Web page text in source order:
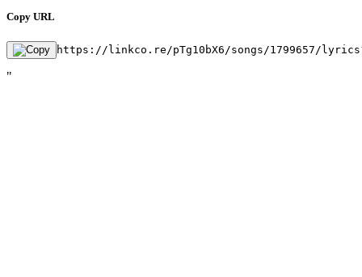
Copy URL
https://linkco.re/pTg10bX6/songs/1799657/
"